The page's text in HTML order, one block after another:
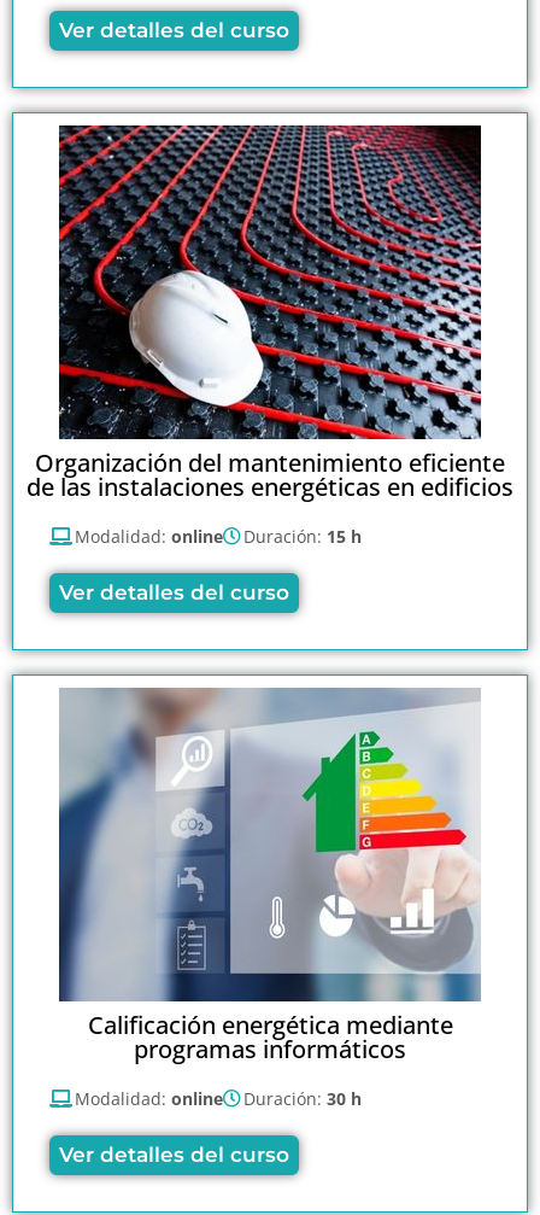
Ver detalles del curso
Organización del mantenimiento eficiente
de las instalaciones energéticas en edificios
Modalidad: online Duración: 15 h
Ver detalles del curso
Calificación energética mediante
programas informáticos
Modalidad: online Duración: 30 h
Ver detalles del curso